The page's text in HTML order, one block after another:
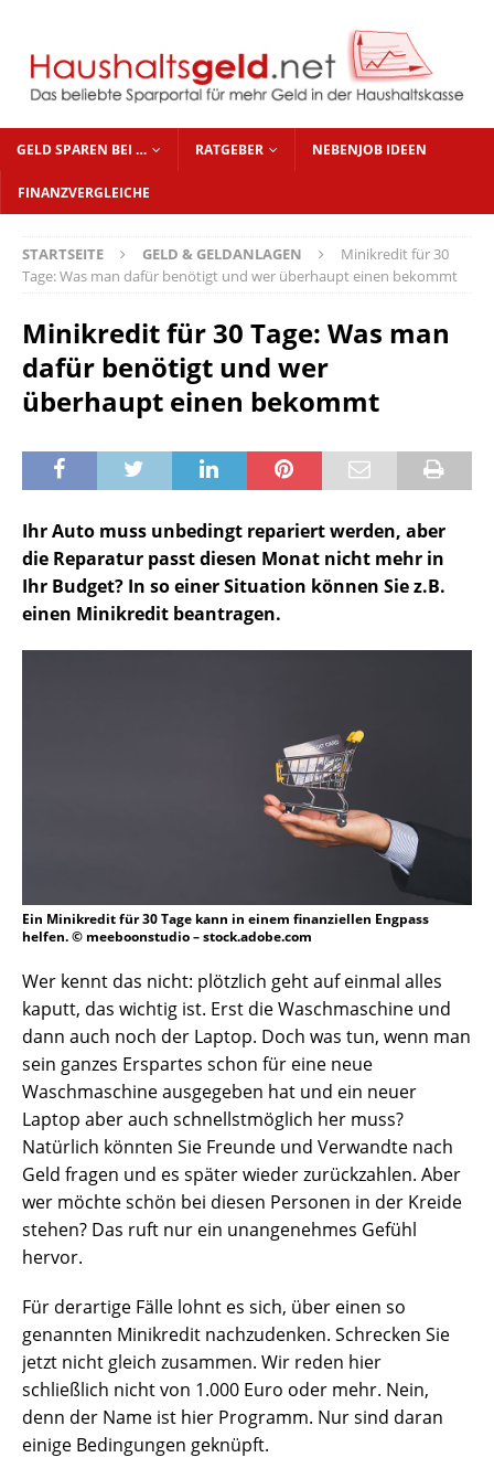
GELD SPAREN BEI … RATGEBER NEBENJOB IDEEN
FINANZVERGLEICHE
STARTSEITE GELD & GELDANLAGEN
Minikredit für 30
Tage: Was man dafür benötigt und wer überhaupt einen bekommt
Minikredit für 30 Tage: Was man
dafür benötigt und wer
überhaupt einen bekommt
Ihr Auto muss unbedingt repariert werden, aber
die Reparatur passt diesen Monat nicht mehr in
Ihr Budget? In so einer Situation können Sie z.B.
einen Minikredit beantragen.
Ein Minikredit für 30 Tage kann in einem finanziellen Engpass
helfen. © meeboonstudio – stock.adobe.com
Wer kennt das nicht: plötzlich geht auf einmal alles
kaputt, das wichtig ist. Erst die Waschmaschine und
dann auch noch der Laptop. Doch was tun, wenn man
sein ganzes Erspartes schon für eine neue
Waschmaschine ausgegeben hat und ein neuer
Laptop aber auch schnellstmöglich her muss?
Natürlich könnten Sie Freunde und Verwandte nach
Geld fragen und es später wieder zurückzahlen. Aber
wer möchte schön bei diesen Personen in der Kreide
stehen? Das ruft nur ein unangenehmes Gefühl
hervor.
Für derartige Fälle lohnt es sich, über einen so
genannten Minikredit nachzudenken. Schrecken Sie
jetzt nicht gleich zusammen. Wir reden hier
schließlich nicht von 1.000 Euro oder mehr. Nein,
denn der Name ist hier Programm. Nur sind daran
einige Bedingungen geknüpft.